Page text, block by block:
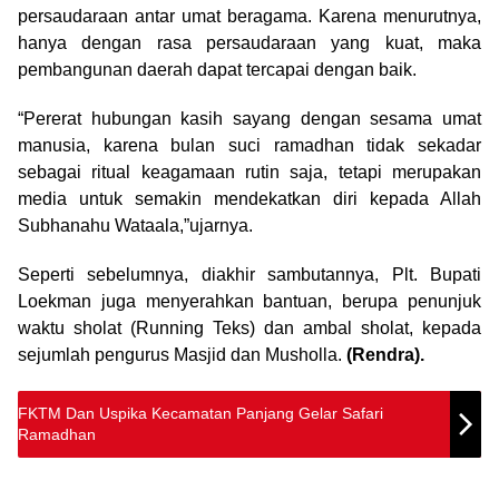
persaudaraan antar umat beragama. Karena menurutnya,
hanya dengan rasa persaudaraan yang kuat, maka
pembangunan daerah dapat tercapai dengan baik.
“Pererat hubungan kasih sayang dengan sesama umat
manusia, karena bulan suci ramadhan tidak sekadar
sebagai ritual keagamaan rutin saja, tetapi merupakan
media untuk semakin mendekatkan diri kepada Allah
Subhanahu Wataala,”ujarnya.
Seperti sebelumnya, diakhir sambutannya, Plt. Bupati
Loekman juga menyerahkan bantuan, berupa penunjuk
waktu sholat (Running Teks) dan ambal sholat, kepada
sejumlah pengurus Masjid dan Musholla. (Rendra).
FKTM Dan Uspika Kecamatan Panjang Gelar Safari
Ramadhan